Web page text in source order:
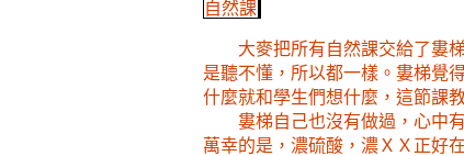
自然課
大麥把所有自然課交給了婁
是聽不懂，所以都一樣。婁梯覺
什麼就和學生們想什麼，這節課
婁梯自己也沒有做過，心中
萬幸的是，濃硫酸，濃ＸＸ正好